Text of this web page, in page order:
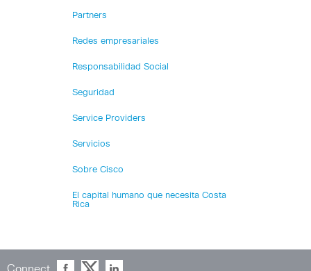
Partners
Redes empresariales
Responsabilidad Social
Seguridad
Service Providers
Servicios
Sobre Cisco
El capital humano que necesita Costa
Rica